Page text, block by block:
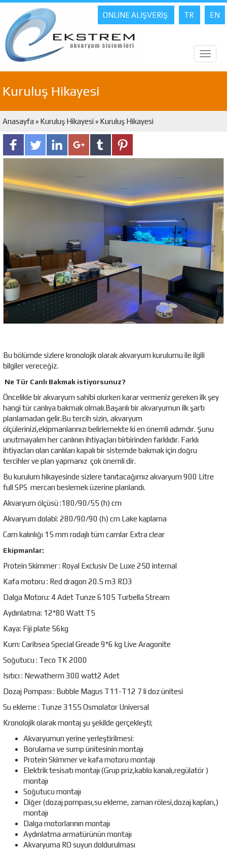
ONLİNE ALIŞVERİŞ TR EN
Toggle
Kuruluş Hikayesi
Anasayfa » Kuruluş Hikayesi » Kuruluş Hikayesi
Bu bölümde sizlere kronolojik olarak akvaryum kurulumu ile ilgili
bilgiler vereceğiz.
Ne Tür Canlı Bakmak istiyorsunuz?
Öncelikle bir akvaryum sahibi olurken karar vermeniz gereken ilk şey
hangi tür canlıya bakmak olmalı.Başarılı bir akvaryumun ilk şartı
planlamadan gelir.Bu tercih sizin, akvaryum
ölçülerinizi,ekipmanlarınızı belirlemekte ki en önemli adımdır. Şunu
unutmayalım her canlının ihtiyaçları birbirinden farklıdır. Farklı
ihtiyacları olan canlıları kapalı bir sistemde bakmak için doğru
tercihler ve plan yapmanız çok önemli dir.
Bu kurulum hikayesinde sizlere tanıtacağımız akvaryum 900 Litre
full SPS mercan beslemek üzerine planlandı.
Akvaryum ölçüsü :180/90/55 (h) cm
Akvaryum dolabi: 280/90/90 (h) cm Lake kaplama
Cam kalınlığı 15 mm rodajlı tüm camlar Extra clear
Ekipmanlar:
Protein Skimmer : Royal Exclusiv De Luxe 250 internal
Kafa motoru : Red dragon 20.5 m3 RD3
Dalga Motoru: 4 Adet Tunze 6105 Turbella Stream
Aydınlatma: 12*80 Watt T5
Kaya: Fiji plate 56kg
Kum: Caribsea Special Greade 9*6 kg Live Aragonite
Soğutucu : Teco TK 2000
Isıtıcı : Newatherm 300 watt2 Adet
Dozaj Pompası : Bubble Magus T11-T12 7 li doz ünitesi
Su ekleme : Tunze 3155 Osmolator Universal
Kronolojik olarak montaj şu şekilde gerçekleşti;
Akvaryumun yerine yerleştirilmesi:
Borulama ve sump ünitesinin montajı
Protein Skimmer ve kafa motoru montajı
Elektrik tesisatı montajı (Grup priz,kablo kanalı,regülatör )
montajı
Soğutucu montajı
Diğer (dozaj pompası,su ekleme, zaman rölesi,dozaj kapları,)
montajı
Dalga motorlarının montajı
Aydınlatma armatürünün montajı
Akvaryuma RO suyun doldurulması